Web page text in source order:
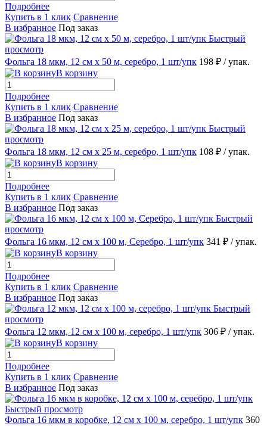
Подробнее
Купить в 1 клик Сравнение
В избранное Под заказ
Быстрый
просмотр
Фольга 18 мкм, 12 см х 50 м, серебро, 1 шт/упк 198 ₽ / упак.
В корзину
Подробнее
Купить в 1 клик Сравнение
В избранное Под заказ
Быстрый
просмотр
Фольга 18 мкм, 12 см х 25 м, серебро, 1 шт/упк 108 ₽ / упак.
В корзину
Подробнее
Купить в 1 клик Сравнение
В избранное Под заказ
Быстрый
просмотр
Фольга 16 мкм, 12 см х 100 м, Серебро, 1 шт/упк 341 ₽ / упак.
В корзину
Подробнее
Купить в 1 клик Сравнение
В избранное Под заказ
Быстрый
просмотр
Фольга 12 мкм, 12 см х 100 м, серебро, 1 шт/упк 306 ₽ / упак.
В корзину
Подробнее
Купить в 1 клик Сравнение
В избранное Под заказ
Быстрый просмотр
Фольга 16 мкм в коробке, 12 см х 100 м, серебро, 1 шт/упк 360